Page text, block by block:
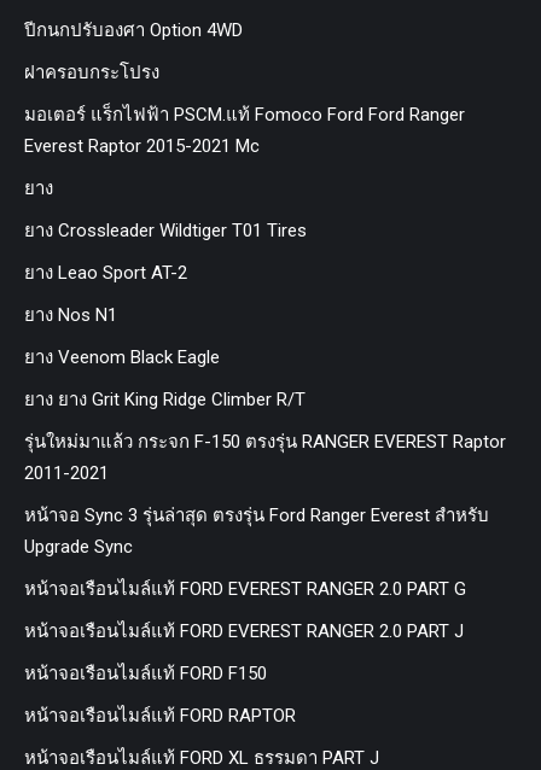
ปีกนกปรับองศา Option 4WD
ฝาครอบกระโปรง
มอเตอร์ แร็กไฟฟ้า PSCM.แท้ Fomoco Ford Ford Ranger
Everest Raptor 2015-2021 Mc
ยาง
ยาง Crossleader Wildtiger T01 Tires
ยาง Leao Sport AT-2
ยาง Nos N1
ยาง Veenom Black Eagle
ยาง ยาง Grit King Ridge Climber R/T
รุ่นใหม่มาแล้ว กระจก F-150 ตรงรุ่น RANGER EVEREST Raptor
2011-2021
หน้าจอ Sync 3 รุ่นล่าสุด ตรงรุ่น Ford Ranger Everest สำหรับ
Upgrade Sync
หน้าจอเรือนไมล์แท้ FORD EVEREST RANGER 2.0 PART G
หน้าจอเรือนไมล์แท้ FORD EVEREST RANGER 2.0 PART J
หน้าจอเรือนไมล์แท้ FORD F150
หน้าจอเรือนไมล์แท้ FORD RAPTOR
หน้าจอเรือนไมล์แท้ FORD XL ธรรมดา PART J